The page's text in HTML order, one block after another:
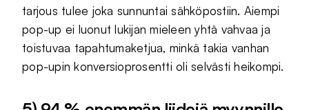
tarjous tulee joka sunnuntai sähköpostiin. Aiempi
pop-up ei luonut lukijan mieleen yhtä vahvaa ja
toistuvaa tapahtumaketjua, minkä takia vanhan
pop-upin konversioprosentti oli selvästi heikompi.